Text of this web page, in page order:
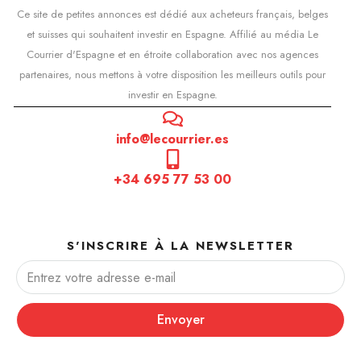
Ce site de petites annonces est dédié aux acheteurs français, belges
et suisses qui souhaitent investir en Espagne. Affilié au média Le
Courrier d'Espagne et en étroite collaboration avec nos agences
partenaires, nous mettons à votre disposition les meilleurs outils pour
investir en Espagne.
info@lecourrier.es
+34 695 77 53 00
S'INSCRIRE À LA NEWSLETTER
Envoyer